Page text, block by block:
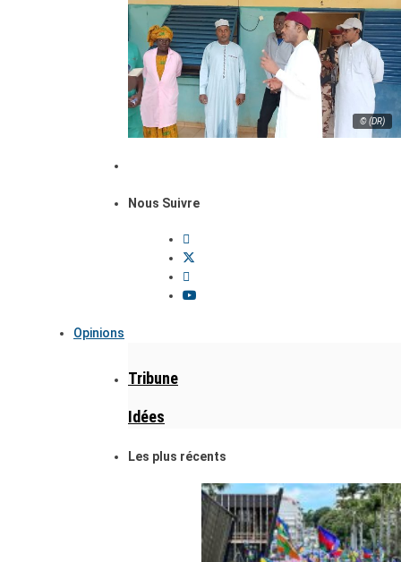
© (DR)
Nous Suivre
Opinions
Tribune
Idées
Les plus récents